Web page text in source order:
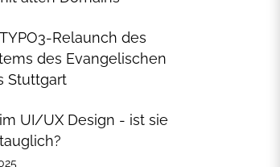
Relaunch des
des Evangelischen
Stuttgart
UI/UX Design - ist sie